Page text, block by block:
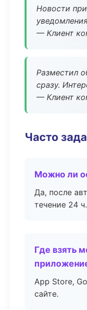
Новости
— Клиент
Разместил
сразу.
— Клиент
Часто
Можно ли
Да, после
течение 24 ч.
Где взять
App Store,
сайте.